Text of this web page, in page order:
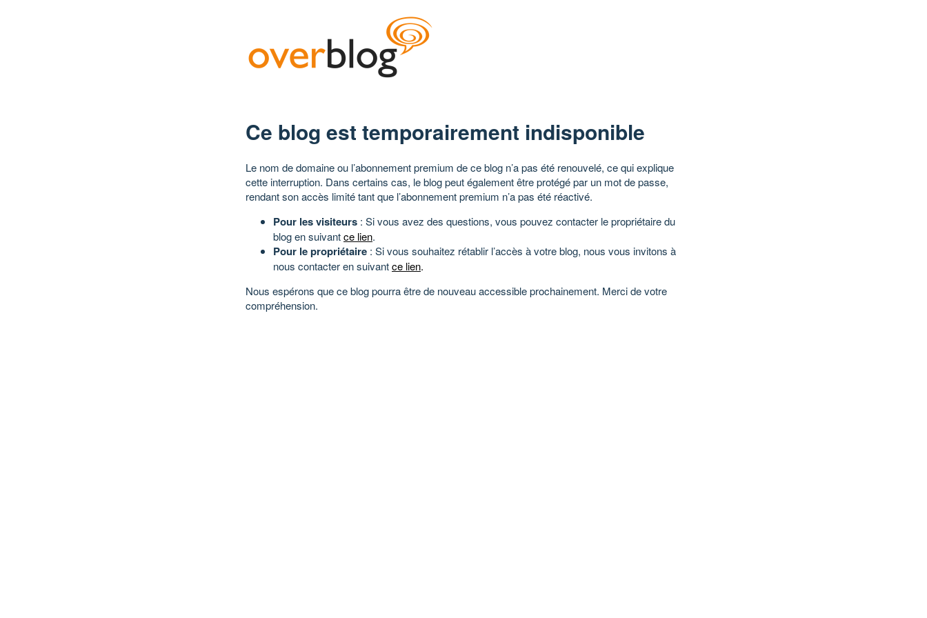
Ce blog est temporairement indisponible
Le nom de domaine ou l’abonnement premium de ce blog n’a pas été renouvelé, ce qui explique
cette interruption. Dans certains cas, le blog peut également être protégé par un mot de passe,
rendant son accès limité tant que l’abonnement premium n’a pas été réactivé.
Pour les visiteurs : Si vous avez des questions, vous pouvez contacter le propriétaire du
blog en suivantce lien.
Pour le propriétaire : Si vous souhaitez rétablir l’accès à votre blog, nous vous invitons à
nous contacter en suivantce lien.
Nous espérons que ce blog pourra être de nouveau accessible prochainement. Merci de votre
compréhension.